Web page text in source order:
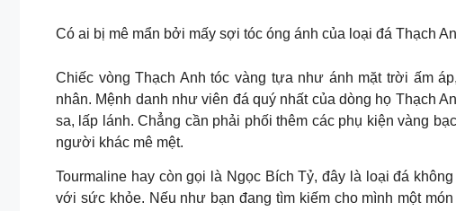
Có ai bị mê mẩn bởi mấy sợi tóc óng ánh của loại đá Thạch
Chiếc vòng Thạch Anh tóc vàng tựa như ánh mặt trời ấm
nhân. Mệnh danh như viên đá quý nhất của dòng họ Thạch
sa, lấp lánh. Chẳng cần phải phối thêm các phụ kiện vàng
người khác mê mệt.
Tourmaline hay còn gọi là Ngọc Bích Tỷ, đây là loại đá
với sức khỏe. Nếu như bạn đang tìm kiếm cho mình một